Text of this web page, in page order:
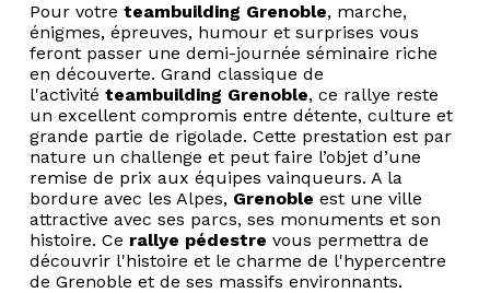
Pour votre teambuilding Grenoble, marche,
énigmes, épreuves, humour et surprises vous
feront passer une demi-journée séminaire riche
en découverte. Grand classique de
l'activité teambuilding Grenoble, ce rallye reste
un excellent compromis entre détente, culture et
grande partie de rigolade. Cette prestation est par
nature un challenge et peut faire l’objet d’une
remise de prix aux équipes vainqueurs. A la
bordure avec les Alpes, Grenoble est une ville
attractive avec ses parcs, ses monuments et son
histoire. Ce rallye pédestre vous permettra de
découvrir l'histoire et le charme de l'hypercentre
de Grenoble et de ses massifs environnants.